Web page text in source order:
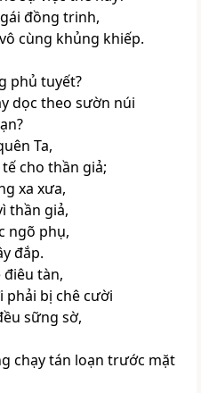
đồng trinh,
cùng khủng khiếp.
phủ tuyết?
dọc theo sườn núi
Ta,
cho thần giả;
xa xưa,
thần giả,
ngõ phụ,
đắp.
tàn,
bị chê cười
sững sờ,
chạy tán loạn trước mặt